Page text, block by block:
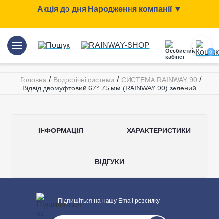
Акція до дня Народження компанії ▼
0
Головна / Водостічні системи / СИСТЕМА RAINWAY 90 /
Відвід двомуфтовий 67° 75 мм (RAINWAY 90) зелений
ІНФОРМАЦІЯ ХАРАКТЕРИСТИКИ
ВІДГУКИ
Загальні характеристики
Тип системи
90/75 мм
Матеріал
Написати відгук
Підпишіться на нашу Email розсилку